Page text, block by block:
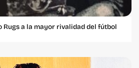
Rugs a la mayor rivalidad del fútbol